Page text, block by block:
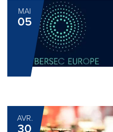
MAI
05
AVR.
30